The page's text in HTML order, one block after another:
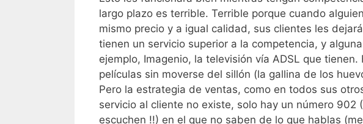
largo plazo es terrible. Terrible porque cuando
mismo precio y a igual calidad, sus clientes les
tienen un servicio superior a la competencia, y
ejemplo, Imagenio, la televisión vía ADSL que
películas sin moverse del sillón (la gallina de los
Pero la estrategia de ventas, como en todos sus
servicio al cliente no existe, solo hay un número 902
escuchen !!) en el que no saben de lo que hablas